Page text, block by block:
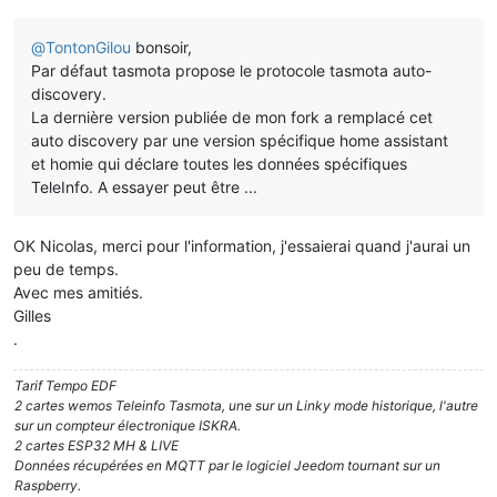
@TontonGilou bonsoir,
Par défaut tasmota propose le protocole tasmota auto-
discovery.
La dernière version publiée de mon fork a remplacé cet
auto discovery par une version spécifique home assistant
et homie qui déclare toutes les données spécifiques
TeleInfo. A essayer peut être ...
OK Nicolas, merci pour l'information, j'essaierai quand j'aurai un
peu de temps.
Avec mes amitiés.
Gilles
.
Tarif Tempo EDF
2 cartes wemos Teleinfo Tasmota, une sur un Linky mode historique, l'autre
sur un compteur électronique ISKRA.
2 cartes ESP32 MH & LIVE
Données récupérées en MQTT par le logiciel Jeedom tournant sur un
Raspberry.